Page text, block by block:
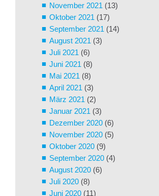
November 2021 (13)
Oktober 2021 (17)
September 2021 (14)
August 2021 (3)
Juli 2021 (6)
Juni 2021 (8)
Mai 2021 (8)
April 2021 (3)
März 2021 (2)
Januar 2021 (3)
Dezember 2020 (6)
November 2020 (5)
Oktober 2020 (9)
September 2020 (4)
August 2020 (6)
Juli 2020 (8)
Juni 2020 (11)